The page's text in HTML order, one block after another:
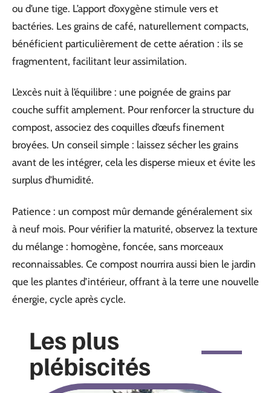
ou d’une tige. L’apport d’oxygène stimule vers et
bactéries. Les grains de café, naturellement compacts,
bénéficient particulièrement de cette aération : ils se
fragmentent, facilitant leur assimilation.
L’excès nuit à l’équilibre : une poignée de grains par
couche suffit amplement. Pour renforcer la structure du
compost, associez des coquilles d’œufs finement
broyées. Un conseil simple : laissez sécher les grains
avant de les intégrer, cela les disperse mieux et évite les
surplus d’humidité.
Patience : un compost mûr demande généralement six
à neuf mois. Pour vérifier la maturité, observez la texture
du mélange : homogène, foncée, sans morceaux
reconnaissables. Ce compost nourrira aussi bien le jardin
que les plantes d’intérieur, offrant à la terre une nouvelle
énergie, cycle après cycle.
Les plus
plébiscités